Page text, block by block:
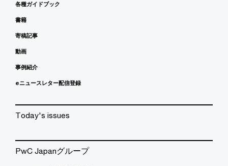
各種ガイドブック
書籍
寄稿記事
動画
事例紹介
eニュースレター配信登録
Today's issues
PwC Japanグループ